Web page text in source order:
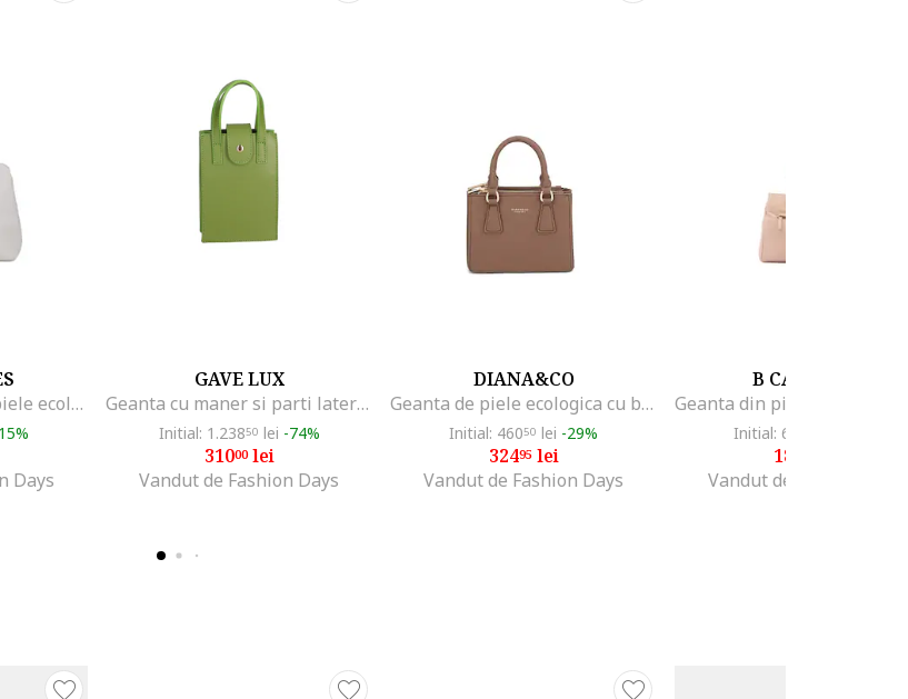
Geanta shopper din piele ecologica Elora, Alb murdar
Days
GAVE LUX
Geanta cu maner si parti laterale de piele intoarsa, Verde
Initial: 1.23850 lei -74%
31000lei
Vandut de Fashion Days
DIANA&CO
Geanta de piele ecologica cu bareta detasabila de umar Oriana Chic, Maro
Initial: 46050 lei -29%
32495lei
Vandut de Fashion Days
B CAVALLI B
Initial: 698
185
Vandut de Fashion Days